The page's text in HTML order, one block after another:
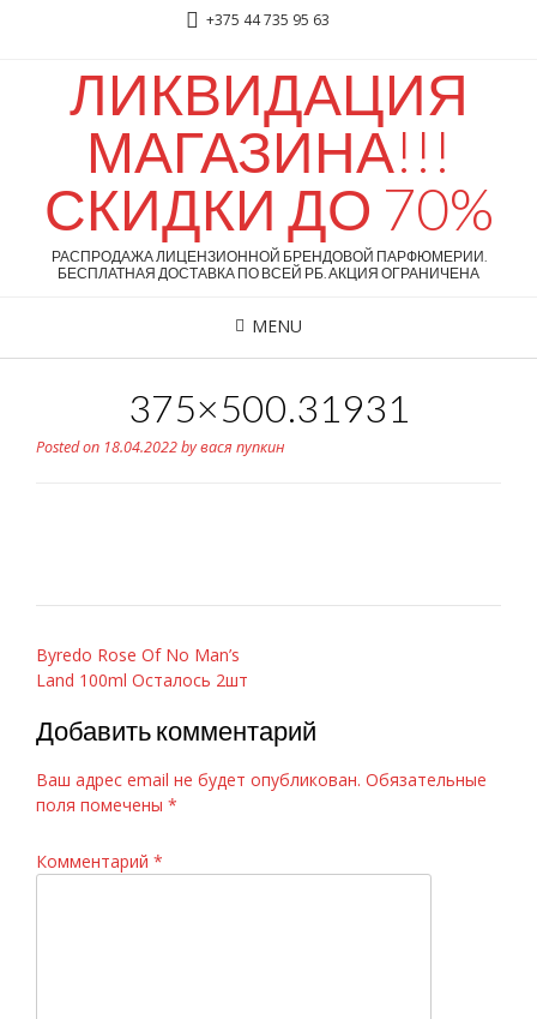
+375 44 735 95 63
ЛИКВИДАЦИЯ
МАГАЗИНА!!!
СКИДКИ ДО 70%
РАСПРОДАЖА ЛИЦЕНЗИОННОЙ БРЕНДОВОЙ ПАРФЮМЕРИИ.
БЕСПЛАТНАЯ ДОСТАВКА ПО ВСЕЙ РБ. АКЦИЯ ОГРАНИЧЕНА
MENU
375×500.31931
Posted on 18.04.2022byвася пупкин
Навигация
по
записям
Byredo Rose Of No Man’s
Land 100ml Осталось 2шт
Добавить комментарий
Ваш адрес email не будет опубликован. Обязательные
поля помечены *
Комментарий *